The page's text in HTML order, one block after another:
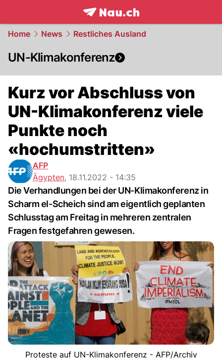
frontpage.NAU.ch
Home News Restliches Ausland
UN-Klimakonferenz
Kurz vor Abschluss von
UN-Klimakonferenz viele
Punkte noch
«hochumstritten»
AFP
Ägypten, 18.11.2022 - 14:35
Die Verhandlungen bei der UN-Klimakonferenz in
Scharm el-Scheich sind am eigentlich geplanten
Schlusstag am Freitag in mehreren zentralen
Fragen festgefahren gewesen.
Proteste auf UN-Klimakonferenz - AFP/Archiv